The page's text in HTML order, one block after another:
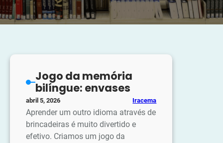
Jogo da memória
bilíngue: envases
abril 5, 2026 Iracema
Aprender um outro idioma através de
brincadeiras é muito divertido e
efetivo. Criamos um jogo da